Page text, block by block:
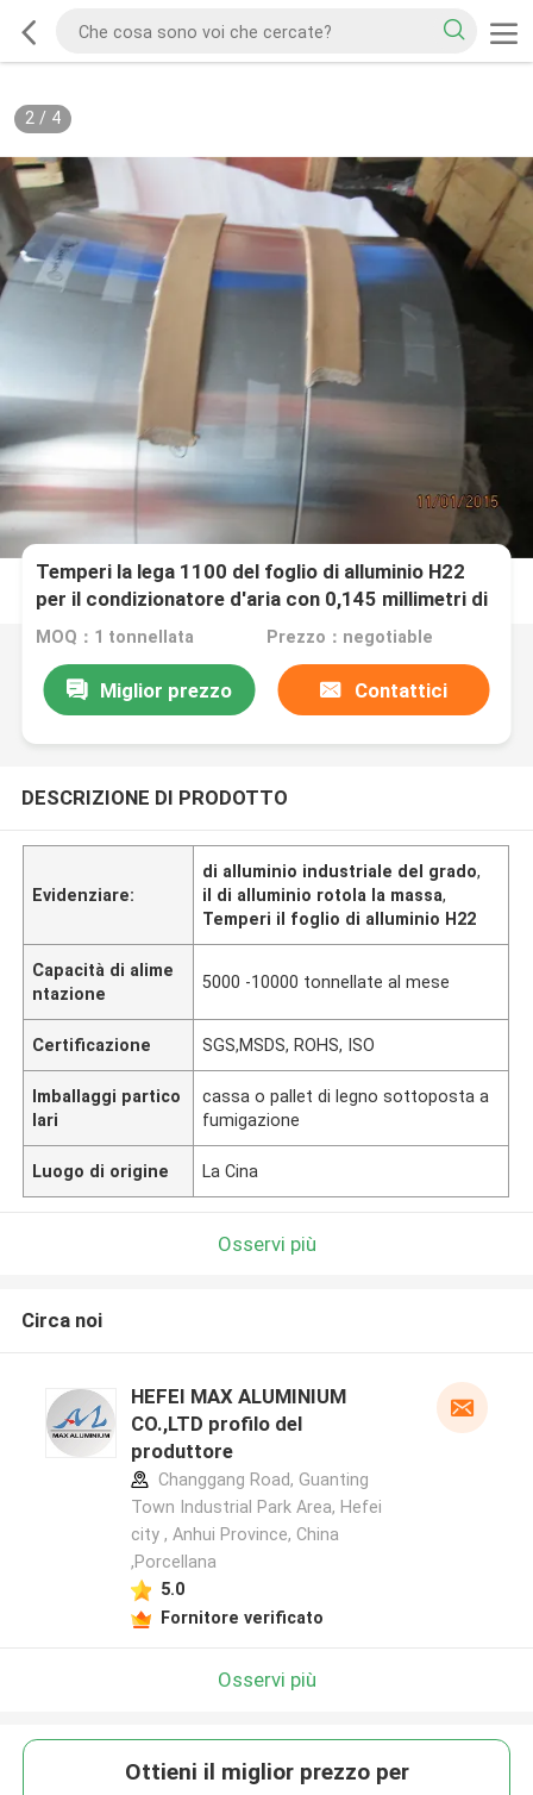
2/ 4
Temperi la lega 1100 del foglio di alluminio H22
per il condizionatore d'aria con 0,145 millimetri di
spessore
MOQ：1 tonnellata Prezzo：negotiable
Miglior prezzo Contattici
DESCRIZIONE DI PRODOTTO
Evidenziare:
di alluminio industriale del grado,
il di alluminio rotola la massa,
Temperi il foglio di alluminio H22
Capacità di alime
ntazione
5000 -10000 tonnellate al mese
Certificazione SGS,MSDS, ROHS, ISO
Imballaggi partico
lari
cassa o pallet di legno sottoposta a
fumigazione
Luogo di origine La Cina
Osservi più
Circa noi
HEFEI MAX ALUMINIUM
CO.,LTD profilo del
produttore
Changgang Road, Guanting
Town Industrial Park Area, Hefei
city , Anhui Province, China
,Porcellana
5.0
Fornitore verificato
Osservi più
Ottieni il miglior prezzo per